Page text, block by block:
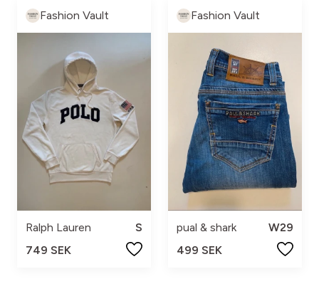
Fashion Vault
Ralph Lauren
S
749 SEK
Fashion Vault
pual & shark
W29
499 SEK